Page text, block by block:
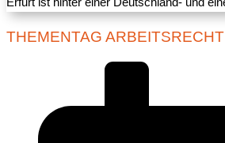
THEMENTAG ARBEITSRECHT